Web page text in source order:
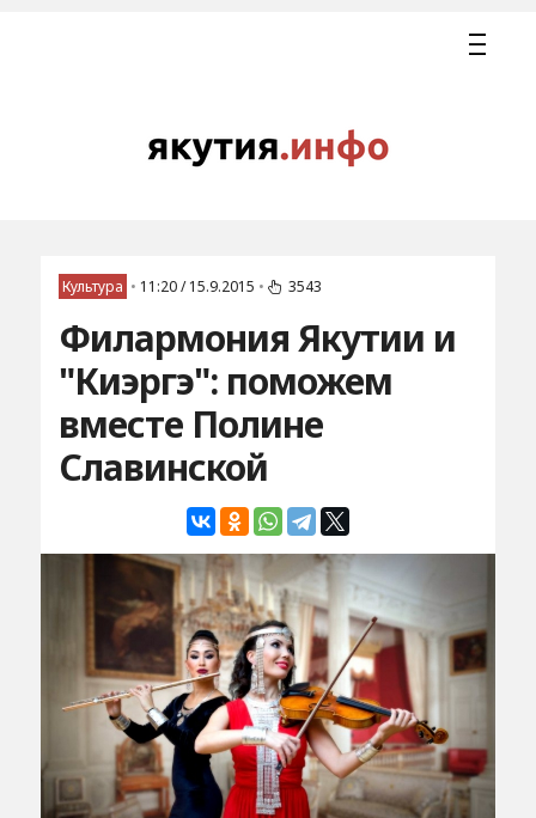
Культура • 11:20 / 15.9.2015 • 3543
Филармония Якутии и
"Киэргэ": поможем
вместе Полине
Славинской